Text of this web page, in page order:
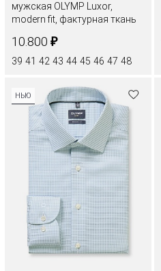
мужская OLYMP Luxor,
modern fit, фактурная ткань
10.800 ₽
39 41 42 43 44 45 46 47 48
НЬЮ